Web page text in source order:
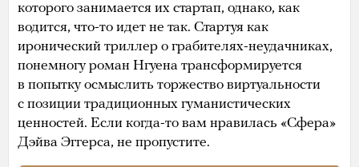
которого занимается их стартап, однако, как
водится, что-то идет не так. Стартуя как
иронический триллер о грабителях-неудачниках,
понемногу роман Нгуена трансформируется
в попытку осмыслить торжество виртуальности
с позиции традиционных гуманистических
ценностей. Если когда-то вам нравилась «Сфера»
Дэйва Эггерса, не пропустите.